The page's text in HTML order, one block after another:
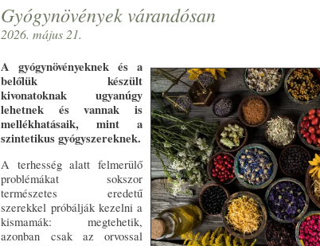
Gyógynövények várandósan
2026. május 21.
A gyógynövényeknek és a
belőlük készült
kivonatoknak ugyanúgy
lehetnek és vannak is
mellékhatásaik, mint a
szintetikus gyógyszereknek.
A terhesség alatt felmerülő
problémákat sokszor
természetes eredetű
szerekkel próbálják kezelni a
kismamák: megtehetik,
azonban csak az orvossal